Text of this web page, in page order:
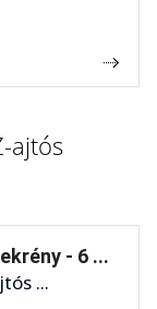
ajtós
- 6 ...
...